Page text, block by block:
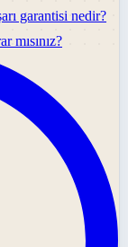
garantisi nedir?
mısınız?